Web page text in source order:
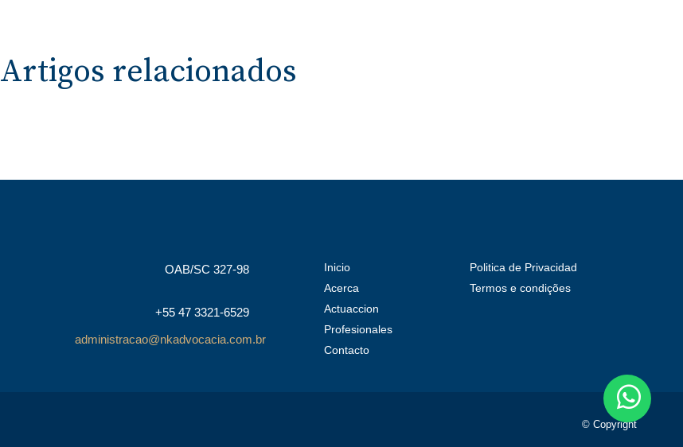
Artigos relacionados
OAB/SC 327-98
+55 47 3321-6529
administracao@nkadvocacia.com.br
Inicio
Acerca
Actuaccion
Profesionales
Contacto
Politica de Privacidad
Termos e condições
© Copyright